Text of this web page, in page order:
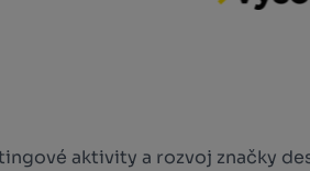
aktivity a rozvoj značky